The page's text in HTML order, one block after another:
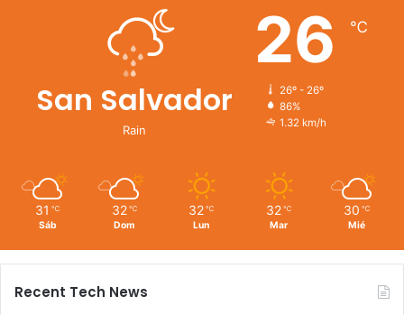
San Salvador
Rain
26 ℃
26º - 26º
86%
1.32 km/h
31 ℃
Sáb
32 ℃
Dom
32 ℃
Lun
32 ℃
Mar
30 ℃
Mié
Recent Tech News